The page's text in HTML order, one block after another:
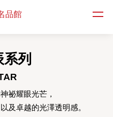
品館
列
祕耀眼光芒，
及卓越的光澤透明感。